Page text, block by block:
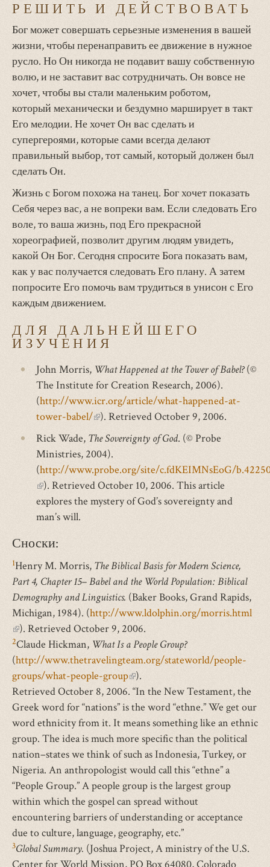
РЕШИТЬ И ДЕЙСТВОВАТЬ
Бог может совершать серьезные изменения в вашей
жизни, чтобы перенаправить ее движение в нужное
русло. Но Он никогда не подавит вашу собственную
волю, и не заставит вас сотрудничать. Он вовсе не
хочет, чтобы вы стали маленьким роботом,
который механически и бездумно марширует в такт
Его мелодии. Не хочет Он вас сделать и
супергероями, которые сами всегда делают
правильный выбор, тот самый, который должен был
сделать Он.
Жизнь с Богом похожа на танец. Бог хочет показать
Себя через вас, а не вопреки вам. Если следовать Его
воле, то ваша жизнь, под Его прекрасной
хореографией, позволит другим людям увидеть,
какой Он Бог. Сегодня спросите Бога показать вам,
как у вас получается следовать Его плану. А затем
попросите Его помочь вам трудиться в унисон с Его
каждым движением.
ДЛЯ ДАЛЬНЕЙШЕГО
ИЗУЧЕНИЯ
John Morris, What Happened at the Tower of Babel?(©
The Institute for Creation Research, 2006).
(http://www.icr.org/article/what-happened-at-
tower-babel/(внешняя
ссылка)
). Retrieved October 9, 2006.
Rick Wade, The Sovereignty of God. (© Probe
Ministries, 2004).
(http://www.probe.org/site/c.fdKEIMNsEoG/
(внешняя
ссылка)
). Retrieved October 10, 2006. This article
explores the mystery of God’s sovereignty and
man’s will.
Сноски:
1Henry M. Morris, The Biblical Basis for Modern Science,
Part 4, Chapter 15– Babel and the World Population: Biblical
Demography and Linguistics. (Baker Books, Grand Rapids,
Michigan, 1984). (http://www.ldolphin.org/morris.html
(внешняя
ссылка)
). Retrieved October 9, 2006.
2Claude Hickman, What Is a People Group?
(http://www.thetravelingteam.org/stateworld/people-
groups/what-people-group(внешняя
ссылка)
).
Retrieved October 8, 2006. “In the New Testament, the
Greek word for “nations” is the word “ethne.” We get our
word ethnicity from it. It means something like an ethnic
group. The idea is much more specific than the political
nation–states we think of such as Indonesia, Turkey, or
Nigeria. An anthropologist would call this “ethne” a
“People Group.” A people group is the largest group
within which the gospel can spread without
encountering barriers of understanding or acceptance
due to culture, language, geography, etc.”
3Global Summary. (Joshua Project, A ministry of the U.S.